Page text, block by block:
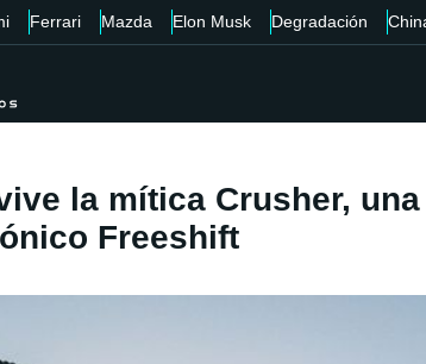
Ferrari Mazda Elon Musk Degradación
la mítica Crusher,
Freeshift